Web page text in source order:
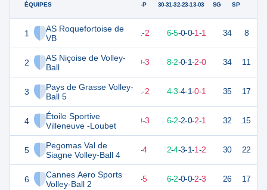
ÉQUIPES
1
AS Roquefortoise de
VB
2
AS Niçoise de Volley-
Ball
3
Pays de Grasse Volley-
Ball 5
4
Étoile Sportive
Villeneuve -Loubet
5
Pegomas Val de
Siagne Volley-Ball 4
6
Cannes Aero Sports
Volley-Ball 2
G-P 30-31-32-23-13-03 SG SP
32 13 11-2 6-5-0-0-1-1 34 8
31 13 10-3 8-2-0-1-2-0 34 11
30 13 11-2 4-3-4-1-0-1 35 17
28 10-3 6-2-2-0-2-1 32 15
25 13 -4 2-4-3-1-1-2 30 22
24 13 -5 6-2-0-0-2-3 26 17